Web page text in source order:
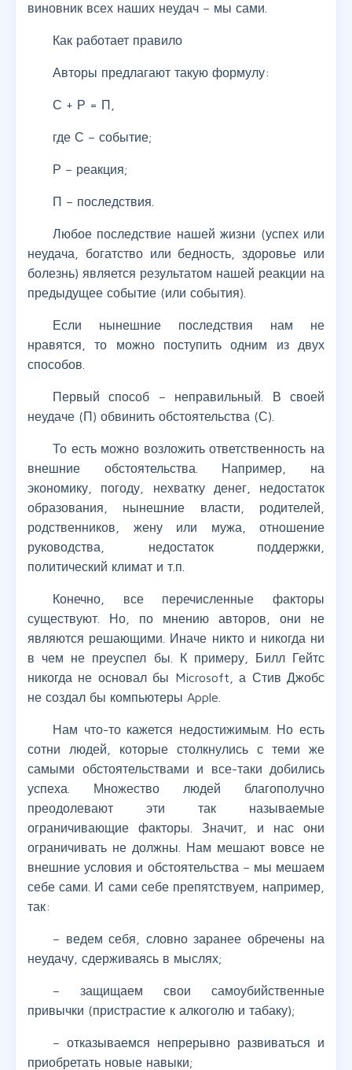
виновник всех наших неудач – мы сами.
Как работает правило
Авторы предлагают такую формулу:
С + Р = П,
где С – событие;
Р – реакция;
П – последствия.
Любое последствие нашей жизни (успех или
неудача, богатство или бедность, здоровье или
болезнь) является результатом нашей реакции на
предыдущее событие (или события).
Если нынешние последствия нам не
нравятся, то можно поступить одним из двух
способов.
Первый способ – неправильный. В своей
неудаче (П) обвинить обстоятельства (С).
То есть можно возложить ответственность на
внешние обстоятельства. Например, на
экономику, погоду, нехватку денег, недостаток
образования, нынешние власти, родителей,
родственников, жену или мужа, отношение
руководства, недостаток поддержки,
политический климат и т.п.
Конечно, все перечисленные факторы
существуют. Но, по мнению авторов, они не
являются решающими. Иначе никто и никогда ни
в чем не преуспел бы. К примеру, Билл Гейтс
никогда не основал бы Microsoft, а Стив Джобс
не создал бы компьютеры Apple.
Нам что-то кажется недостижимым. Но есть
сотни людей, которые столкнулись с теми же
самыми обстоятельствами и все-таки добились
успеха. Множество людей благополучно
преодолевают эти так называемые
ограничивающие факторы. Значит, и нас они
ограничивать не должны. Нам мешают вовсе не
внешние условия и обстоятельства – мы мешаем
себе сами. И сами себе препятствуем, например,
так:
– ведем себя, словно заранее обречены на
неудачу, сдерживаясь в мыслях;
– защищаем свои самоубийственные
привычки (пристрастие к алкоголю и табаку);
– отказываемся непрерывно развиваться и
приобретать новые навыки;